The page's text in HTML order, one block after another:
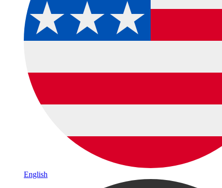
English